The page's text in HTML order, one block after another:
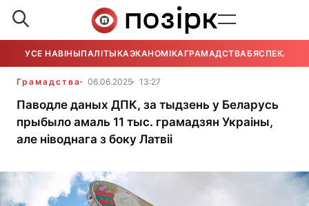
УСЕ НАВІНЫПАЛІТЫКАЭКАНОМІКАГРАМАДСТВАБЯСПЕКА
Грамадства 06.06.2025 13:27
Паводле даных ДПК, за тыдзень у Беларусь
прыбыло амаль 11 тыс. грамадзян Украіны,
але ніводнага з боку Латвіі